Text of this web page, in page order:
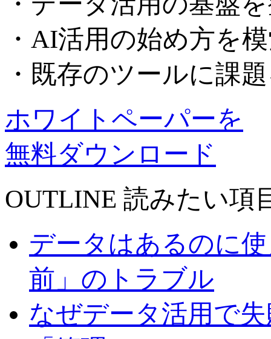
・AI活用の始め方を
・既存のツールに課
ホワイトペーパーを
無料ダウンロード
OUTLINE 読みたい項
データはあるのに
前」のトラブル
なぜデータ活用で